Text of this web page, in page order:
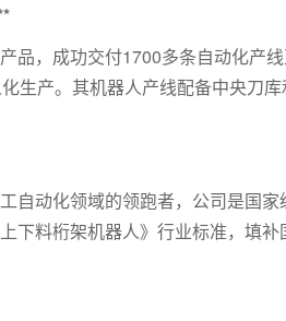
品，成功交付1700多条自动化产
生产。其机器人产线配备中央刀
自动化领域的领跑者，公司是国家
下料桁架机器人》行业标准，填